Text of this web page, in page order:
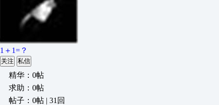
1＋1=？
关注 私信
精华：0帖
求助：0帖
帖子：0帖 | 31回